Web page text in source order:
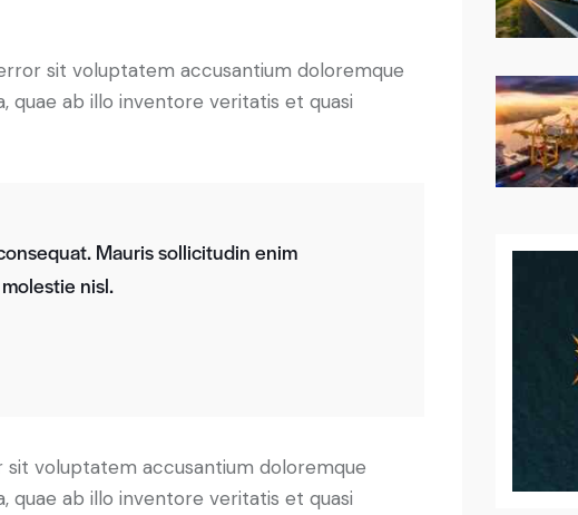
sit voluptatem accusantium doloremque
quae ab illo inventore veritatis et quasi
Mauris sollicitudin enim
nisl.
voluptatem accusantium doloremque
quae ab illo inventore veritatis et quasi